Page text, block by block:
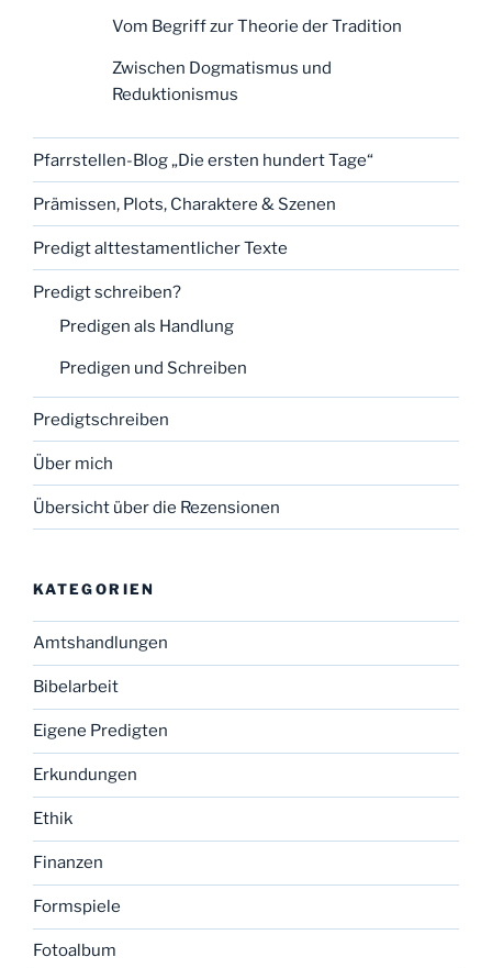
Vom Begriff zur Theorie der Tradition
Zwischen Dogmatismus und
Reduktionismus
Pfarrstellen-Blog „Die ersten hundert Tage“
Prämissen, Plots, Charaktere & Szenen
Predigt alttestamentlicher Texte
Predigt schreiben?
Predigen als Handlung
Predigen und Schreiben
Predigtschreiben
Über mich
Übersicht über die Rezensionen
KATEGORIEN
Amtshandlungen
Bibelarbeit
Eigene Predigten
Erkundungen
Ethik
Finanzen
Formspiele
Fotoalbum